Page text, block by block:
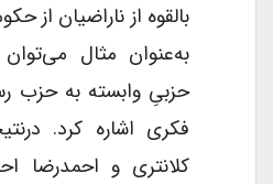
بالقوه از ناراضیان از
به‌عنوان مثال
حزبیِ وابسته به حزب
فکری اشاره کرد.
کلانتری و احمدرضا